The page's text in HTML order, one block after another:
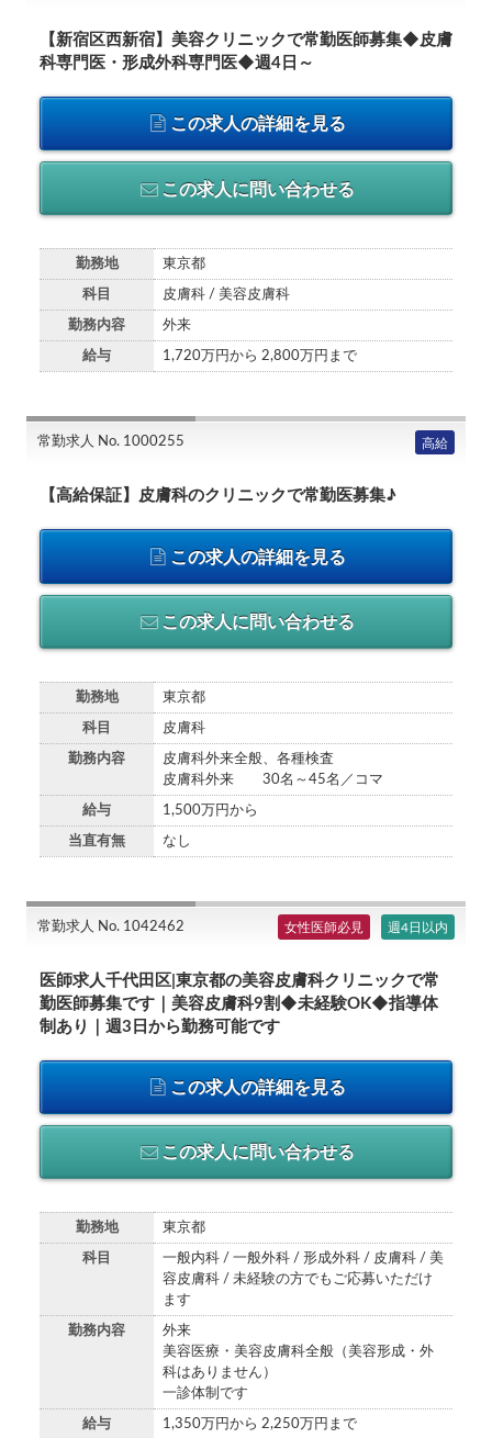
【新宿区西新宿】美容クリニックで常勤医師募集◆皮膚
科専門医・形成外科専門医◆週4日～
この求人の詳細を見る
この求人に問い合わせる
勤務地 東京都
科目 皮膚科 / 美容皮膚科
勤務内容 外来
給与 1,720万円から 2,800万円まで
常勤求人 No. 1000255 高給
【高給保証】皮膚科のクリニックで常勤医募集♪
この求人の詳細を見る
この求人に問い合わせる
勤務地 東京都
科目 皮膚科
勤務内容
皮膚科外来全般、各種検査
皮膚科外来 30名～45名／コマ
給与 1,500万円から
当直有無 なし
常勤求人 No. 1042462 女性医師必見 週4日以内
医師求人千代田区|東京都の美容皮膚科クリニックで常
勤医師募集です｜美容皮膚科9割◆未経験OK◆指導体
制あり｜週3日から勤務可能です
この求人の詳細を見る
この求人に問い合わせる
勤務地 東京都
科目
一般内科 / 一般外科 / 形成外科 / 皮膚科 / 美
容皮膚科 / 未経験の方でもご応募いただけ
ます
勤務内容
外来
美容医療・美容皮膚科全般（美容形成・外
科はありません）
一診体制です
給与 1,350万円から 2,250万円まで